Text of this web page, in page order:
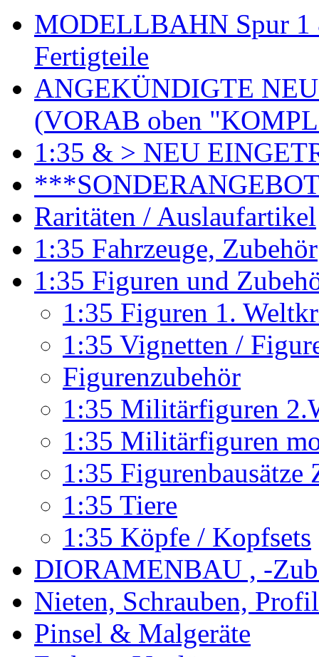
MODELLBAHN Spur 1
Fertigteile
ANGEKÜNDIGTE
(VORAB oben
1:35 & > NEU
Raritäten / Auslaufartikel
1:35 Fahrzeuge, Zubehör
1:35 Figuren und
1:35 Figuren 1.
1:35 Vignetten /
Figurenzubehör
1:35 Militärfiguren
1:35 Militärfiguren
1:35
1:35 Tiere
1:35 Köpfe / Kopfsets
DIORAMENBAU , -
Nieten, Schrauben,
Pinsel & Malgeräte